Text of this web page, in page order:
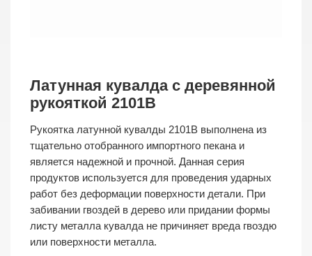
Латунная кувалда с деревянной
рукояткой 2101B
Рукоятка латунной кувалды 2101B выполнена из
тщательно отобранного импортного пекана и
является надежной и прочной. Данная серия
продуктов используется для проведения ударных
работ без деформации поверхности детали. При
забивании гвоздей в дерево или придании формы
листу металла кувалда не причиняет вреда гвоздю
или поверхности металла.